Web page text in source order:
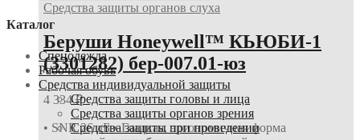
Средства защиты органов слуха
Беруши Honeywell™ КЬЮБИ-1
(3301282) бер-007.01-юз
4 334₽
• SNR 26 дБ • Гладкая, эргономичная форма
Каталог
Спецодежда
Рабочая обувь
Средства индивидуальной защиты
Средства защиты головы и лица
Средства защиты органов зрения
Средства защиты при проведении